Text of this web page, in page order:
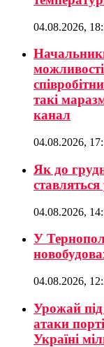
04.08.2026,
такі
канал
04.08.2026,
Як до
ставляться
04.08.2026,
У
04.08.2026,
Урожай під
атаки
Україні